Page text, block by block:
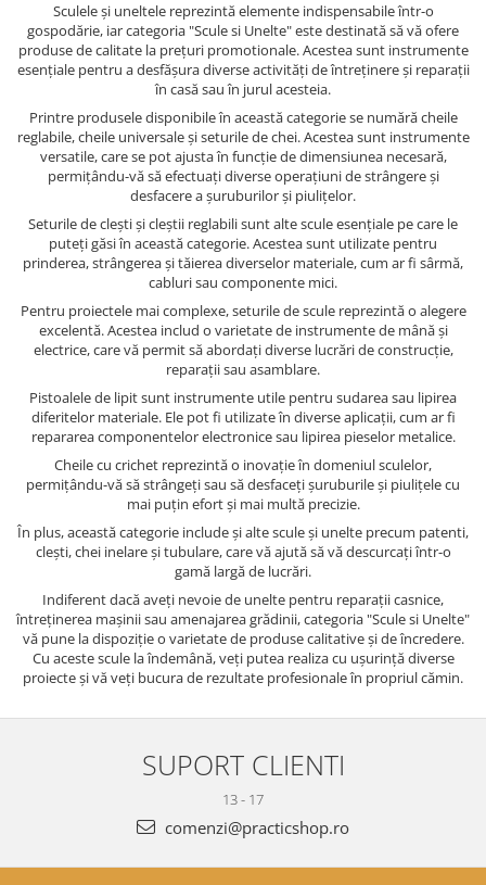
Sculele și uneltele reprezintă elemente indispensabile într-o
gospodărie, iar categoria "Scule si Unelte" este destinată să vă ofere
produse de calitate la prețuri promotionale. Acestea sunt instrumente
esențiale pentru a desfășura diverse activități de întreținere și reparații
în casă sau în jurul acesteia.
Printre produsele disponibile în această categorie se numără cheile
reglabile, cheile universale și seturile de chei. Acestea sunt instrumente
versatile, care se pot ajusta în funcție de dimensiunea necesară,
permițându-vă să efectuați diverse operațiuni de strângere și
desfacere a șuruburilor și piulițelor.
Seturile de clești și cleștii reglabili sunt alte scule esențiale pe care le
puteți găsi în această categorie. Acestea sunt utilizate pentru
prinderea, strângerea și tăierea diverselor materiale, cum ar fi sârmă,
cabluri sau componente mici.
Pentru proiectele mai complexe, seturile de scule reprezintă o alegere
excelentă. Acestea includ o varietate de instrumente de mână și
electrice, care vă permit să abordați diverse lucrări de construcție,
reparații sau asamblare.
Pistoalele de lipit sunt instrumente utile pentru sudarea sau lipirea
diferitelor materiale. Ele pot fi utilizate în diverse aplicații, cum ar fi
repararea componentelor electronice sau lipirea pieselor metalice.
Cheile cu crichet reprezintă o inovație în domeniul sculelor,
permițându-vă să strângeți sau să desfaceți șuruburile și piulițele cu
mai puțin efort și mai multă precizie.
În plus, această categorie include și alte scule și unelte precum patenti,
clești, chei inelare și tubulare, care vă ajută să vă descurcați într-o
gamă largă de lucrări.
Indiferent dacă aveți nevoie de unelte pentru reparații casnice,
întreținerea mașinii sau amenajarea grădinii, categoria "Scule si Unelte"
vă pune la dispoziție o varietate de produse calitative și de încredere.
Cu aceste scule la îndemână, veți putea realiza cu ușurință diverse
proiecte și vă veți bucura de rezultate profesionale în propriul cămin.
SUPORT CLIENTI
13 - 17
comenzi@practicshop.ro